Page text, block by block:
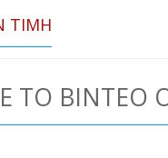
ΤΙΜΉ
ΒΊΝΤΕΟ